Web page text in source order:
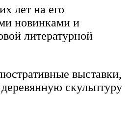
лет на его
новинками и
литературной
выставки,
скульптуру